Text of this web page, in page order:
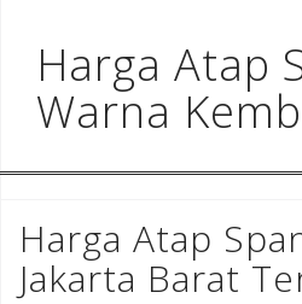
Harga Atap
Warna
Harga Atap
Jakarta Barat